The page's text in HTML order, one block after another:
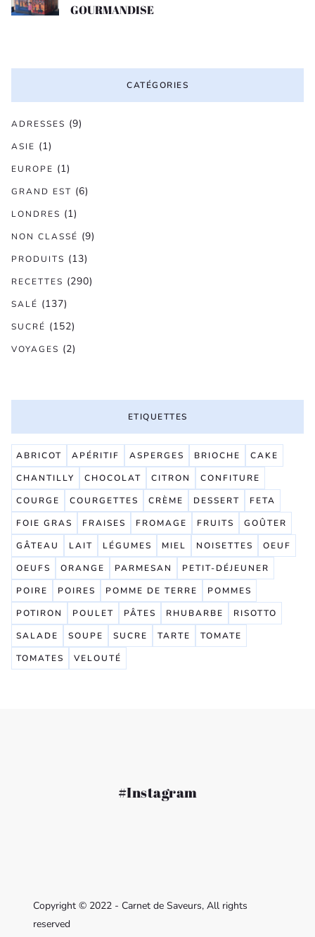
GOURMANDISE
CATÉGORIES
ADRESSES (9)
ASIE (1)
EUROPE (1)
GRAND EST (6)
LONDRES (1)
NON CLASSÉ (9)
PRODUITS (13)
RECETTES (290)
SALÉ (137)
SUCRÉ (152)
VOYAGES (2)
ETIQUETTES
ABRICOT APÉRITIF ASPERGES BRIOCHE
CAKE
CHANTILLY
CHOCOLAT CITRON
CONFITURE
COURGE
COURGETTES CRÈME DESSERT
FETA
FOIE GRAS
FRAISES FROMAGE FRUITS
GOÛTER
GÂTEAU
LAIT LÉGUMES MIEL NOISETTES
OEUF
OEUFS
ORANGE PARMESAN
PETIT-DÉJEUNER
POIRE
POIRES POMME DE TERRE
POMMES
POTIRON
POULET PÂTES RHUBARBE
RISOTTO
SALADE
SOUPE SUCRE TARTE
TOMATE
TOMATES
VELOUTÉ
#Instagram
Copyright © 2022 - Carnet de Saveurs, All rights
reserved